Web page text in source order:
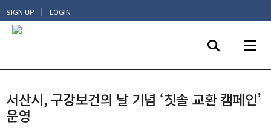
SIGN UP | LOGIN
서산시, 구강보건의 날 기념 ‘칫솔 교환 캠페인’
운영